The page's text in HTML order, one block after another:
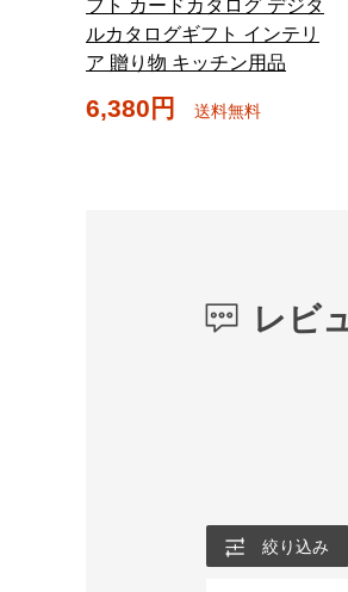
フト カードカタログ デジタ
ルカタログギフト インテリ
ア 贈り物 キッチン用品
6,380円 送料無料
レビ
絞り込み